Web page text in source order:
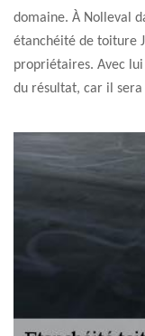
domaine. À Nolleval
étanchéité de toiture
propriétaires. Avec lui
du résultat, car il